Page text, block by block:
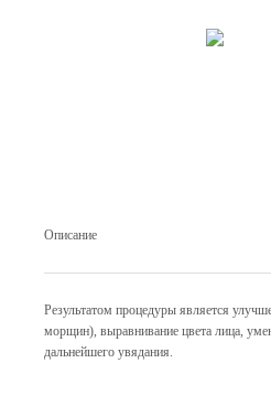
Описание
Результатом процедуры является
морщин), выравнивание цвета лица,
дальнейшего увядания.